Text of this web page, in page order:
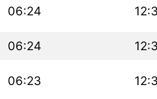
06:24
06:24
06:23